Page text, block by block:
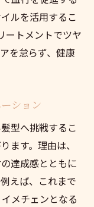
ルを活用するこ
ートメントでツヤ
を怠らず、健康
ション
型へ挑戦するこ
ます。理由は、
達成感とともに
えば、これまで
メチェンとなる